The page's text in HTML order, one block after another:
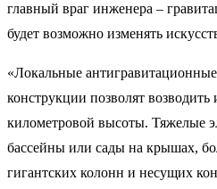
главный враг инженера –
будет возможно изменять
«Локальные
конструкции позволят
километровой высоты. Тяжелые
бассейны или сады на крышах,
гигантских колонн и несущих